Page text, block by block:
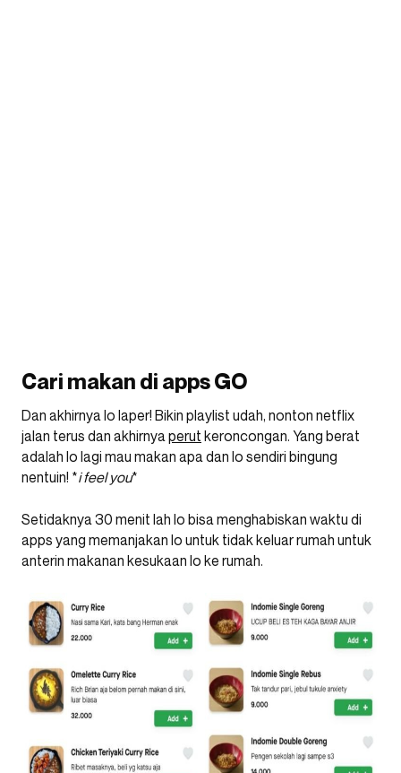
Cari makan di apps GO
Dan akhirnya lo laper! Bikin playlist udah, nonton netflix
jalan terus dan akhirnya perut keroncongan. Yang berat
adalah lo lagi mau makan apa dan lo sendiri bingung
nentuin! *i feel you*
Setidaknya 30 menit lah lo bisa menghabiskan waktu di
apps yang memanjakan lo untuk tidak keluar rumah untuk
anterin makanan kesukaan lo ke rumah.